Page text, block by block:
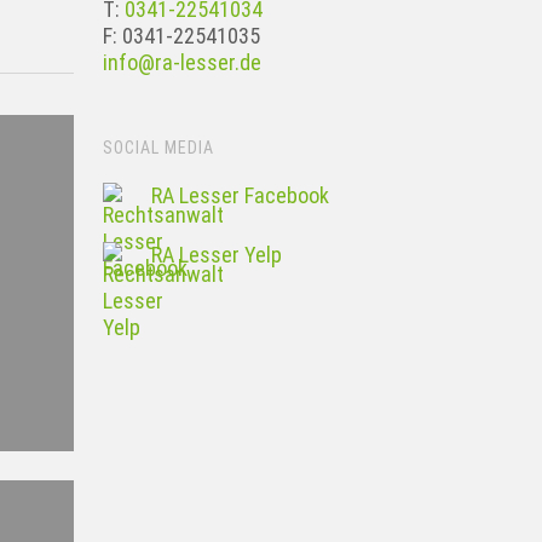
T: 0341-22541034
F: 0341-22541035
info@ra-lesser.de
SOCIAL MEDIA
RA Lesser Facebook
RA Lesser Yelp